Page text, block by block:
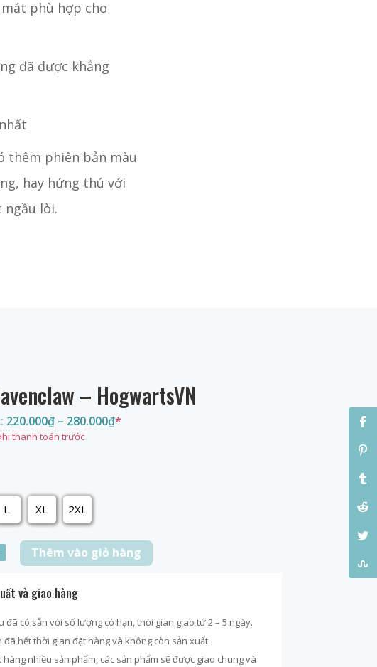
phù hợp cho
đã được khẳng
thêm phiên bản màu
hay hứng thú với
lòi.
– HogwartsVN
220.000₫– 280.000₫*
thanh toán trước
L XL 2XL
Thêm vào giỏ hàng
và giao hàng
đã có sẵn với số lượng có hạn, thời gian giao từ 2 – 5 ngày.
đã hết thời gian đặt hàng và không còn sản xuất.
hàng nhiều sản phẩm, các sản phẩm sẽ được giao chung và